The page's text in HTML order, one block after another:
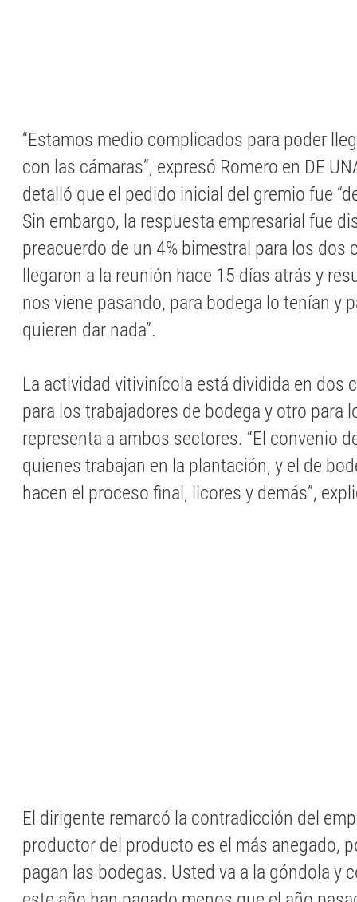
“Estamos medio complicados para poder
con las cámaras”, expresó Romero en DE
detalló que el pedido inicial del gremio fue
Sin embargo, la respuesta empresarial fue
preacuerdo de un 4% bimestral para los dos
llegaron a la reunión hace 15 días atrás y
nos viene pasando, para bodega lo tenían y
quieren dar nada”.
La actividad vitivinícola está dividida en dos
para los trabajadores de bodega y otro para
representa a ambos sectores. “El convenio
quienes trabajan en la plantación, y el de
hacen el proceso final, licores y demás”,
El dirigente remarcó la contradicción del
productor del producto es el más anegado,
pagan las bodegas. Usted va a la góndola y